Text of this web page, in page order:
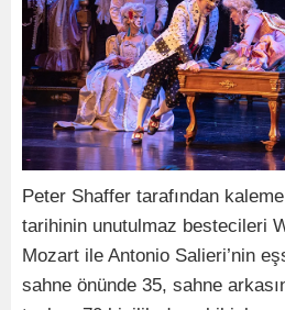
Peter Shaffer tarafından
tarihinin unutulmaz bestecileri
Mozart ile Antonio Salieri’nin
sahne önünde 35, sahne